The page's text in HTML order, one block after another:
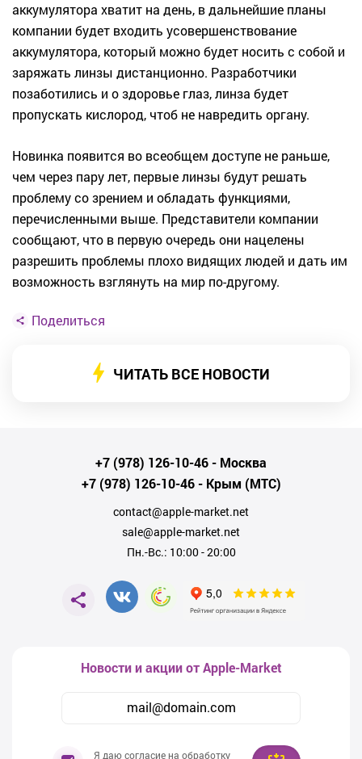
аккумулятора хватит на день, в дальнейшие планы
компании будет входить усовершенствование
аккумулятора, который можно будет носить с собой и
заряжать линзы дистанционно. Разработчики
позаботились и о здоровье глаз, линза будет
пропускать кислород, чтоб не навредить органу.
Новинка появится во всеобщем доступе не раньше,
чем через пару лет, первые линзы будут решать
проблему со зрением и обладать функциями,
перечисленными выше. Представители компании
сообщают, что в первую очередь они нацелены
разрешить проблемы плохо видящих людей и дать им
возможность взглянуть на мир по-другому.
Поделиться
ЧИТАТЬ ВСЕ НОВОСТИ
+7 (978) 126-10-46- Москва
+7 (978) 126-10-46- Крым (МТС)
contact@apple-market.net
sale@apple-market.net
Пн.-Вс.: 10:00 - 20:00
Новости и акции от Apple-Market
Я даю согласие на обработку